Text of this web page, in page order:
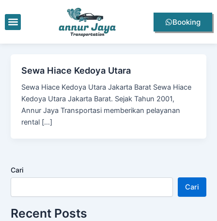
ke
konten
Menu Booking
Sewa Hiace Kedoya Utara
Sewa Hiace Kedoya Utara Jakarta Barat Sewa Hiace
Kedoya Utara Jakarta Barat. Sejak Tahun 2001,
Annur Jaya Transportasi memberikan pelayanan
rental […]
Cari
Cari
Recent Posts